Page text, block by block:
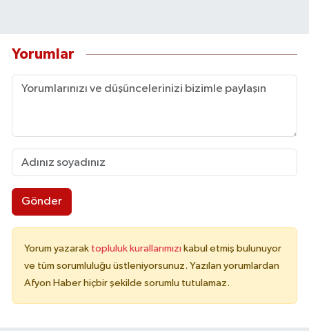
Yorumlar
Gönder
Yorum yazarak topluluk kurallarımızı kabul etmiş bulunuyor
ve tüm sorumluluğu üstleniyorsunuz. Yazılan yorumlardan
Afyon Haber hiçbir şekilde sorumlu tutulamaz.